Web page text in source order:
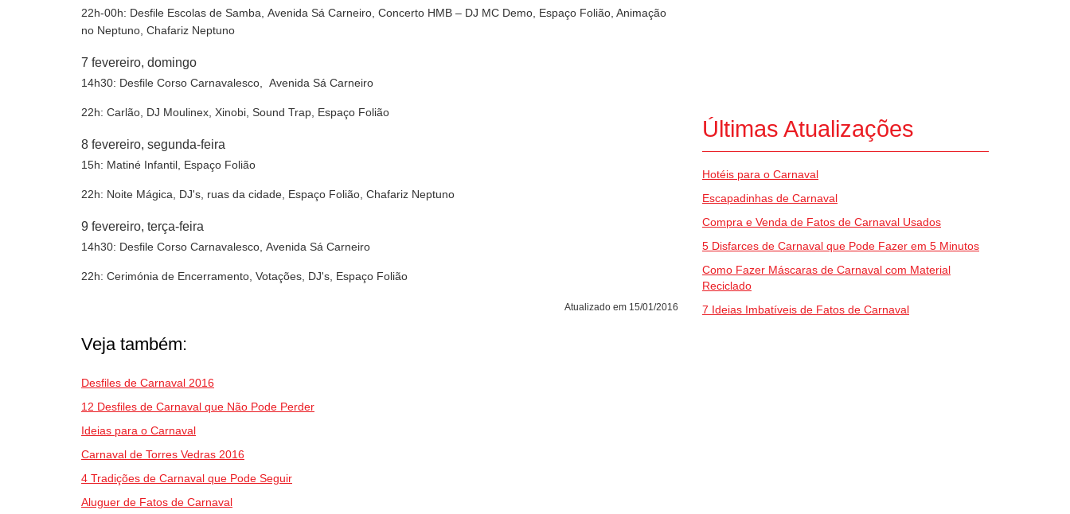
22h-00h: Desfile Escolas de Samba, Avenida Sá Carneiro, Concerto HMB – DJ MC Demo, Espaço Folião, Animação
no Neptuno, Chafariz Neptuno
7 fevereiro, domingo
14h30: Desfile Corso Carnavalesco, Avenida Sá Carneiro
22h: Carlão, DJ Moulinex, Xinobi, Sound Trap, Espaço Folião
8 fevereiro, segunda-feira
15h: Matiné Infantil, Espaço Folião
22h: Noite Mágica, DJ's, ruas da cidade, Espaço Folião, Chafariz Neptuno
9 fevereiro, terça-feira
14h30: Desfile Corso Carnavalesco, Avenida Sá Carneiro
22h: Cerimónia de Encerramento, Votações, DJ's, Espaço Folião
Atualizado em 15/01/2016
Veja também:
Desfiles de Carnaval 2016
12 Desfiles de Carnaval que Não Pode Perder
Ideias para o Carnaval
Carnaval de Torres Vedras 2016
4 Tradições de Carnaval que Pode Seguir
Aluguer de Fatos de Carnaval
Últimas Atualizações
Hotéis para o Carnaval
Escapadinhas de Carnaval
Compra e Venda de Fatos de Carnaval Usados
5 Disfarces de Carnaval que Pode Fazer em 5 Minutos
Como Fazer Máscaras de Carnaval com Material
Reciclado
7 Ideias Imbatíveis de Fatos de Carnaval